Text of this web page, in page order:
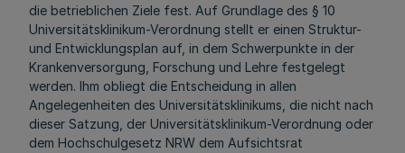
die betrieblichen Ziele fest. Auf Grundlage des § 10
Universitätsklinikum-Verordnung stellt er einen Struktur-
und Entwicklungsplan auf, in dem Schwerpunkte in der
Krankenversorgung, Forschung und Lehre festgelegt
werden. Ihm obliegt die Entscheidung in allen
Angelegenheiten des Universitätsklinikums, die nicht nach
dieser Satzung, der Universitätsklinikum-Verordnung oder
dem Hochschulgesetz NRW dem Aufsichtsrat